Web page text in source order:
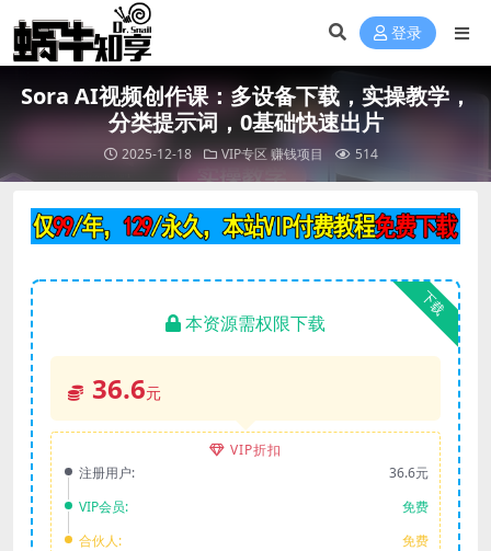
登录
Sora AI视频创作课：多设备下载，实操教学，
分类提示词，0基础快速出片
2025-12-18 VIP专区赚钱项目 514
下载
本资源需权限下载
36.6元
VIP折扣
注册用户:
36.6元
VIP会员:
免费
合伙人:
免费